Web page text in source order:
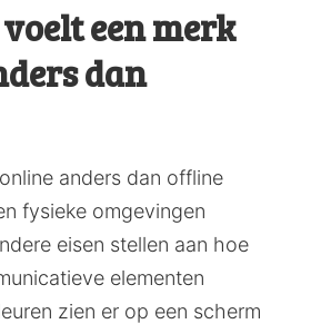
een merk
dan
anders dan offline
fysieke omgevingen
eisen stellen aan hoe
elementen
zien er op een scherm